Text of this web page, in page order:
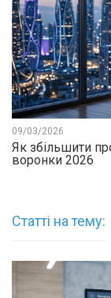
09/03/2026
Як збільшити
воронки 2026
Статті на тему: